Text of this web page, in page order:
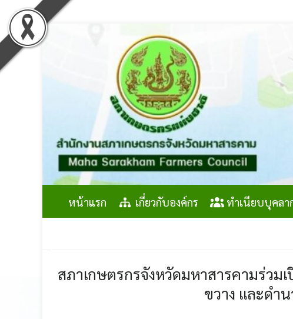
Skip
to
content
หน้าแรก เกี่ยวกับองค์กร ทำเนียบบุคลา
สภาเกษตรกรจังหวัดมหาสารคามร่ว
ขวาง และดำ